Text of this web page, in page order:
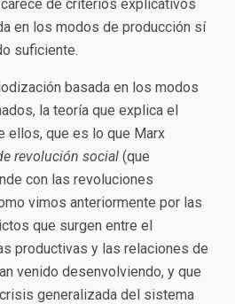
de criterios explicativos
en los modos de producción sí
suficiente.
basada en los modos
la teoría que explica el
ellos, que es lo que Marx
revolución social (que
con las revoluciones
vimos anteriormente por las
que surgen entre el
productivas y las relaciones de
venido desenvolviendo, y que
generalizada del sistema